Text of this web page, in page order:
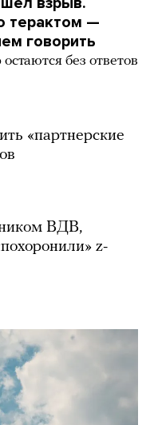
терактом —
говорить
без ответов
«партнерские
ВДВ,
z-